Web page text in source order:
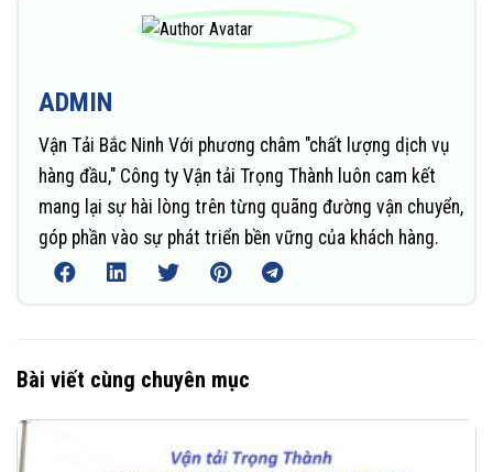
ADMIN
Vận Tải Bắc Ninh Với phương châm "chất lượng dịch vụ
hàng đầu," Công ty Vận tải Trọng Thành luôn cam kết
mang lại sự hài lòng trên từng quãng đường vận chuyển,
góp phần vào sự phát triển bền vững của khách hàng.
Bài viết cùng chuyên mục